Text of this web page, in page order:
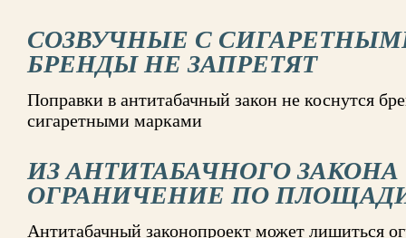
СОЗВУЧНЫЕ С
БРЕНДЫ НЕ ЗАПРЕТЯТ
Поправки в антитабачный закон не коснутся
сигаретными марками
ИЗ АНТИТАБАЧНОГО ЗАКОНА
ОГРАНИЧЕНИЕ ПО
Антитабачный законопроект может лишиться